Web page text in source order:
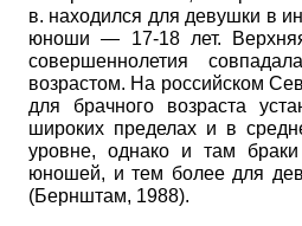
в. находился для девушки в
юноши — 17-18 лет.
совершеннолетия
возрастом. На российском
для брачного возраста
широких пределах и в
уровне, однако и там
юношей, и тем более для
(Бернштам, 1988).